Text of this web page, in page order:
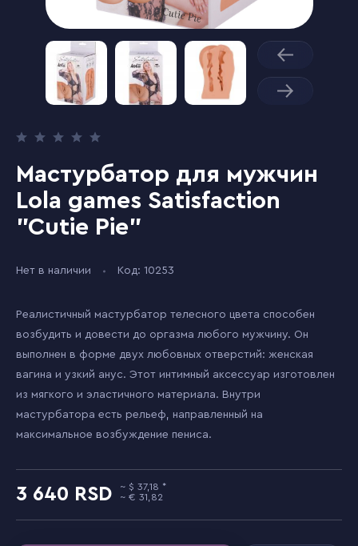
Мастурбатор для мужчин
Lola games Satisfaction
"Cutie Pie"
Нет в наличии Код: 10253
Реалистичный мастурбатор телесного цвета способен
возбудить и довести до оргазма любого мужчину. Он
выполнен в форме двух любовных отверстий: женская
вагина и узкий анус. Этот интимный аксессуар изготовлен
из мягкого и эластичного материала. Внутри
мастурбатора есть рельеф, направленный на
максимальное возбуждение пениса.
3 640
37,18
31,82